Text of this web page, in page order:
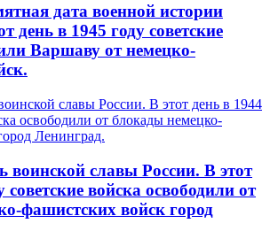
дата военной истории
день в 1945 году советские
Варшаву от немецко-
воинской славы России. В этот
советские войска освободили от
фашистских войск город